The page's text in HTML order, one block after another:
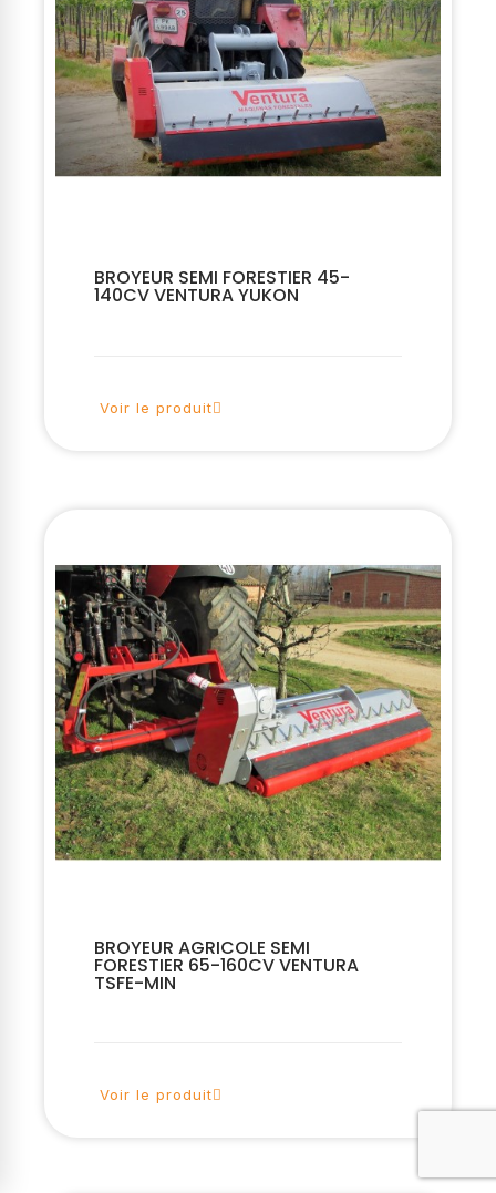
BROYEUR SEMI FORESTIER 45-
140CV VENTURA YUKON
Voir le produit
BROYEUR AGRICOLE SEMI
FORESTIER 65-160CV VENTURA
TSFE-MIN
Voir le produit